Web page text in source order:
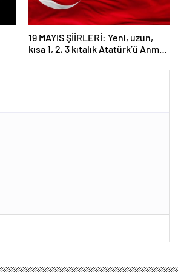
19 MAYIS ŞİİRLERİ: Yeni, uzun,
kısa 1, 2, 3 kıtalık Atatürk’ü Anma